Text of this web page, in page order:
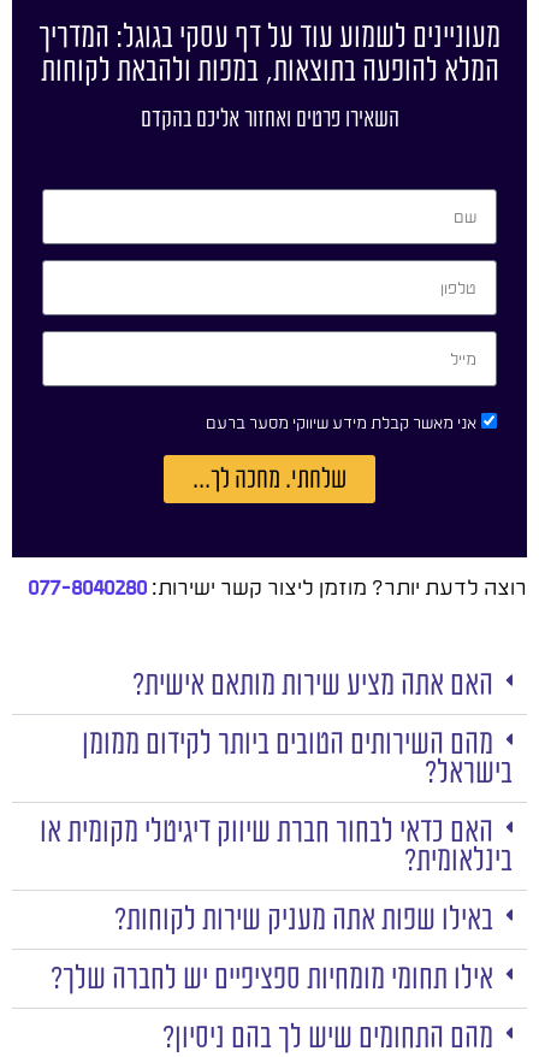
מעוניינים לשמוע עוד על דף עסקי בגוגל: המדריך
המלא להופעה בתוצאות, במפות ולהבאת לקוחות
השאירו פרטים ואחזור אליכם בהקדם
אני מאשר קבלת מידע שיווקי מסער ברעם
שלחתי. מחכה לך...
רוצה לדעת יותר? מוזמן ליצור קשר ישירות:077-8040280
האם אתה מציע שירות מותאם אישית?
מהם השירותים הטובים ביותר לקידום ממומן
בישראל?
האם כדאי לבחור חברת שיווק דיגיטלי מקומית או
בינלאומית?
באילו שפות אתה מעניק שירות לקוחות?
אילו תחומי מומחיות ספציפיים יש לחברה שלך?
מהם התחומים שיש לך בהם ניסיון?